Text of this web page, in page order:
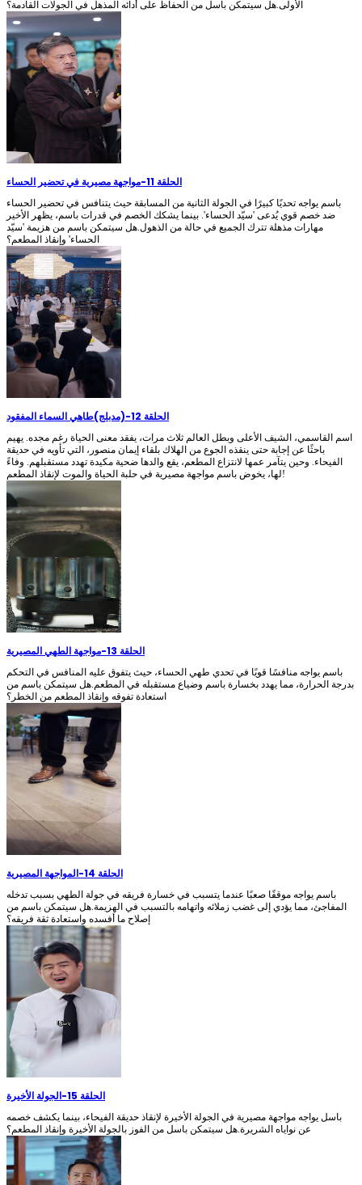
الأولى.هل سيتمكن باسل من الحفاظ على أدائه المذهل في الجولات القادمة؟
الحلقة 11 -مواجهة مصيرية في تحضير الحساء
باسم يواجه تحديًا كبيرًا في الجولة الثانية من المسابقة حيث يتنافس في تحضير الحساء
ضد خصم قوي يُدعى 'سيّد الحساء'. بينما يشكك الخصم في قدرات باسم، يظهر الأخير
مهارات مذهلة تترك الجميع في حالة من الذهول.هل سيتمكن باسم من هزيمة 'سيّد
الحساء' وإنقاذ المطعم؟
الحلقة 12 -(مدبلج)طاهي السماء المفقود
اسم القاسمي، الشيف الأعلى وبطل العالم ثلاث مرات، يفقد معنى الحياة رغم مجده. يهيم
باحثًا عن إجابة حتى ينقذه الجوع من الهلاك بلقاء إيمان منصور، التي تأويه في حديقة
الفيحاء. وحين يتآمر عمها لانتزاع المطعم، يقع والدها ضحية مكيدة تهدد مستقبلهم. وفاءً
لها، يخوض باسم مواجهة مصيرية في حلبة الحياة والموت لإنقاذ المطعم!
الحلقة 13 -مواجهة الطهي المصيرية
باسم يواجه منافسًا قويًا في تحدي طهي الحساء، حيث يتفوق عليه المنافس في التحكم
بدرجة الحرارة، مما يهدد بخسارة باسم وضياع مستقبله في المطعم.هل سيتمكن باسم من
استعادة تفوقه وإنقاذ المطعم من الخطر؟
الحلقة 14 -المواجهة المصيرية
باسم يواجه موقفًا صعبًا عندما يتسبب في خسارة فريقه في جولة الطهي بسبب تدخله
المفاجئ، مما يؤدي إلى غضب زملائه واتهامه بالتسبب في الهزيمة.هل سيتمكن باسم من
إصلاح ما أفسده واستعادة ثقة فريقه؟
الحلقة 15 -الجولة الأخيرة
باسل يواجه مواجهة مصيرية في الجولة الأخيرة لإنقاذ حديقة الفيحاء، بينما يكشف خصمه
عن نواياه الشريرة.هل سيتمكن باسل من الفوز بالجولة الأخيرة وإنقاذ المطعم؟